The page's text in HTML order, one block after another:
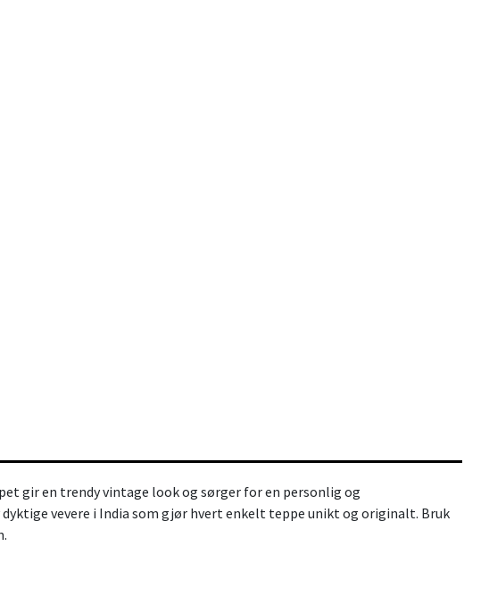
gir en trendy vintage look og sørger for en personlig og
vevere i India som gjør hvert enkelt teppe unikt og originalt. Bruk